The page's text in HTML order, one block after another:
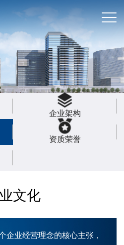
企业架构
资质荣誉
文化
企业经营理念的核心主张，